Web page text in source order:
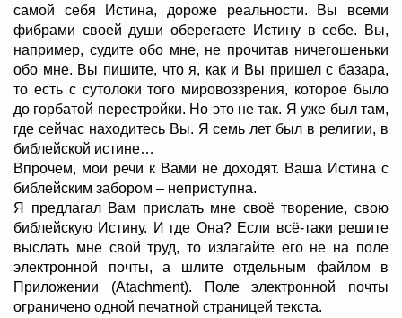
самой себя Истина, дороже реальности. Вы всеми
фибрами своей души оберегаете Истину в себе. Вы,
например, судите обо мне, не прочитав ничегошеньки
обо мне. Вы пишите, что я, как и Вы пришел с базара,
то есть с сутолоки того мировоззрения, которое было
до горбатой перестройки. Но это не так. Я уже был там,
где сейчас находитесь Вы. Я семь лет был в религии, в
библейской истине…
Впрочем, мои речи к Вами не доходят. Ваша Истина с
библейским забором – неприступна.
Я предлагал Вам прислать мне своё творение, свою
библейскую Истину. И где Она? Если всё-таки решите
выслать мне свой труд, то излагайте его не на поле
электронной почты, а шлите отдельным файлом в
Приложении (Atachment). Поле электронной почты
ограничено одной печатной страницей текста.